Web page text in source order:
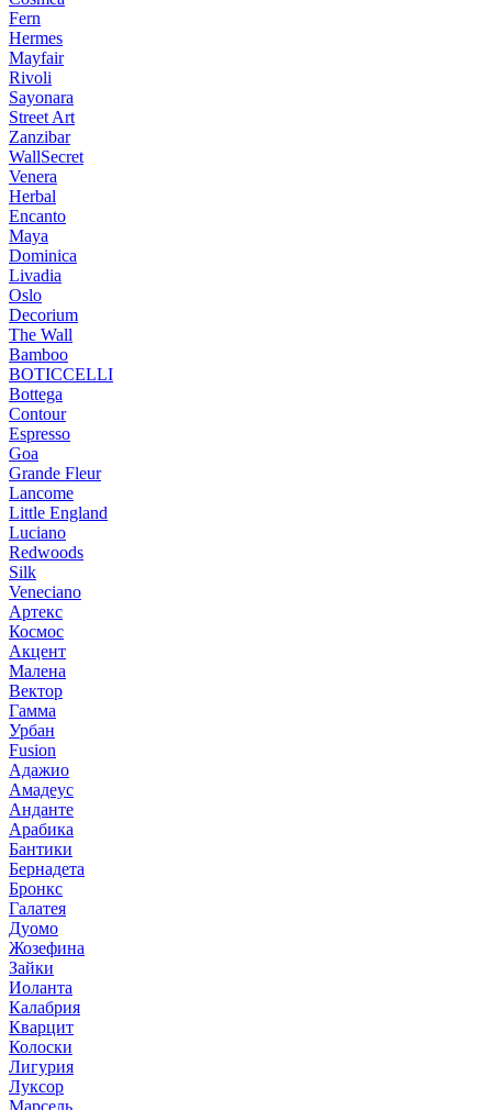
Fern
Hermes
Mayfair
Rivoli
Sayonara
Street Art
Zanzibar
WallSecret
Venera
Herbal
Encanto
Maya
Dominica
Livadia
Oslo
Decorium
The Wall
Bamboo
BOTICCELLI
Bottega
Contour
Espresso
Goa
Grande Fleur
Lancome
Little England
Luciano
Redwoods
Silk
Veneciano
Артекс
Космос
Акцент
Малена
Вектор
Гамма
Урбан
Fusion
Адажио
Амадеус
Анданте
Арабика
Бантики
Бернадета
Бронкс
Галатея
Дуомо
Жозефина
Зайки
Иоланта
Калабрия
Кварцит
Колоски
Лигурия
Луксор
Марсель